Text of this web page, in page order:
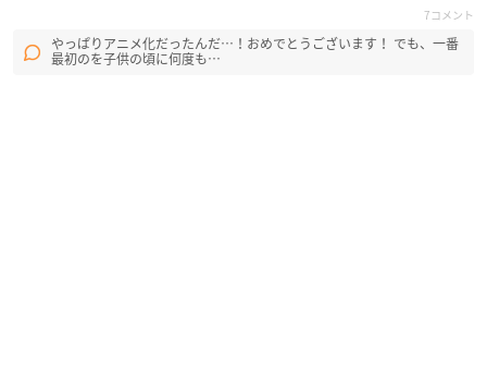
7コメント
やっぱりアニメ化だったんだ…！おめでとうございます！ でも、一番
最初のを子供の頃に何度も…